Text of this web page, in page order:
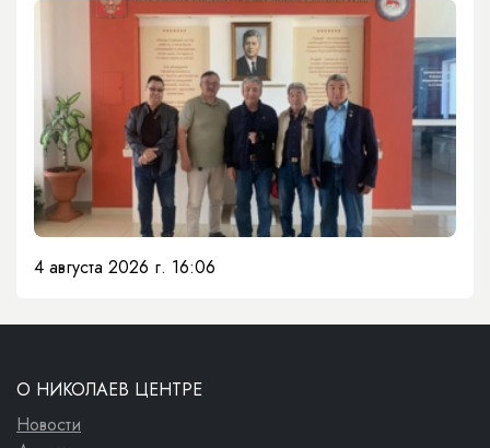
4 августа 2026 г. 16:06
О НИКОЛАЕВ ЦЕНТРЕ
Новости